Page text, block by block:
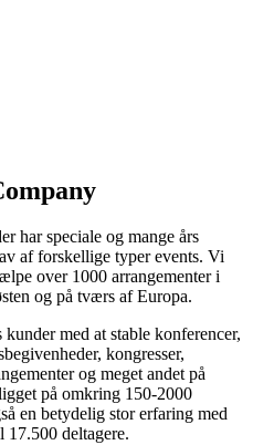
har speciale og mange års
af forskellige typer events. Vi
over 1000 arrangementer i
og på tværs af Europa.
med at stable konferencer,
kongresser,
og meget andet på
på omkring 150-2000
en betydelig stor erfaring med
17.500 deltagere.